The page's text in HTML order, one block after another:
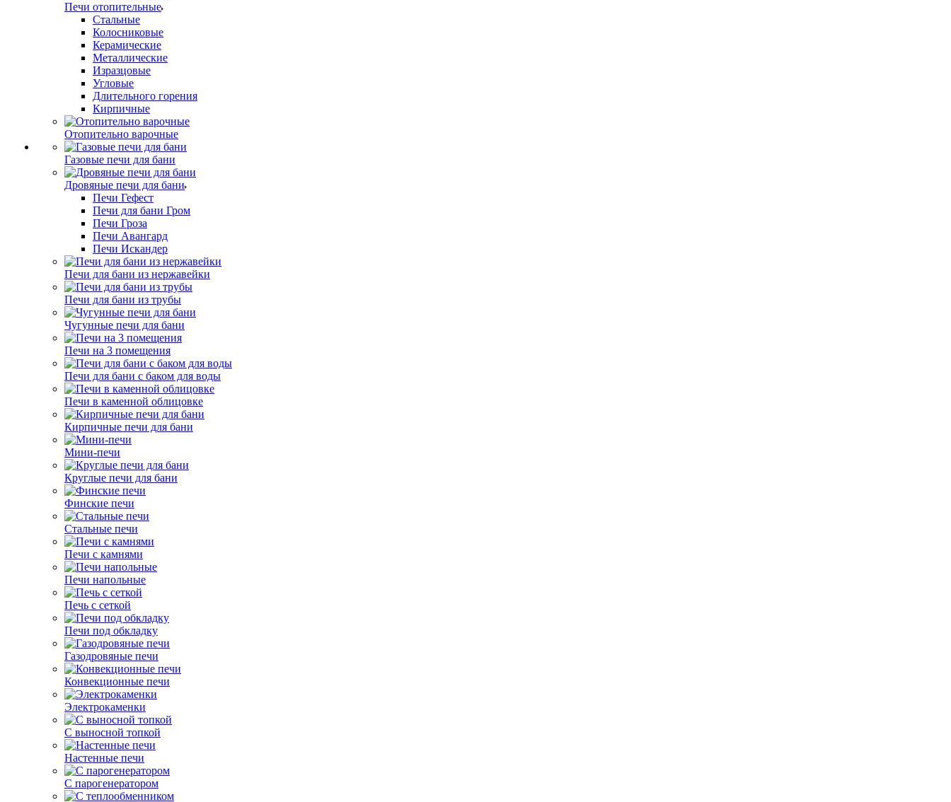
Печи отопительные
Стальные
Колосниковые
Керамические
Металлические
Изразцовые
Угловые
Длительного горения
Кирпичные
Отопительно варочные
Газовые печи для бани
Дровяные печи для бани
Печи Гефест
Печи для бани Гром
Печи Гроза
Печи Авангард
Печи Искандер
Печи для бани из нержавейки
Печи для бани из трубы
Чугунные печи для бани
Печи на 3 помещения
Печи для бани с баком для воды
Печи в каменной облицовке
Кирпичные печи для бани
Мини-печи
Круглые печи для бани
Финские печи
Стальные печи
Печи с камнями
Печи напольные
Печь с сеткой
Печи под обкладку
Газодровяные печи
Конвекционные печи
Электрокаменки
С выносной топкой
Настенные печи
С парогенератором